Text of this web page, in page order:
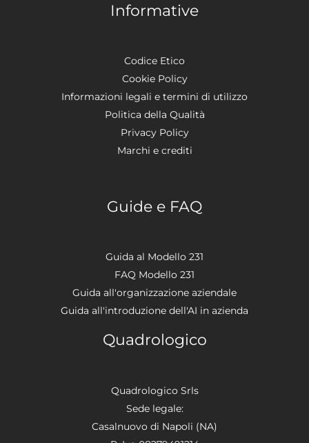
Informative
Codice Etico
Cookie Policy
Informazioni legali e termini di utilizzo
Politica della Qualità
Privacy Policy
Marchi e crediti
Guide e FAQ
Guida al Modello 231
FAQ Modello 231
Guida all'organizzazione aziendale
Guida all'introduzione dell'AI in azienda
Quadrologico
Quadrologico Srls
Sede legale:
Casalnuovo di Napoli (NA)